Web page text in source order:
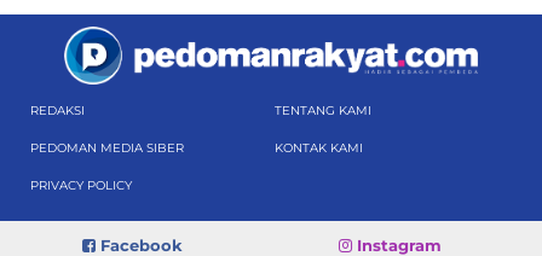
REDAKSI TENTANG KAMI
PEDOMAN MEDIA SIBER KONTAK KAMI
PRIVACY POLICY
Facebook
Instagram